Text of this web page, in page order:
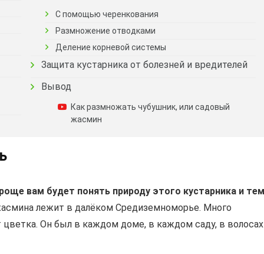
С помощью черенкования
Размножение отводками
Деление корневой системы
Защита кустарника от болезней и вредителей
Вывод
Как размножать чубушник, или садовый
жасмин
вам будет понять природу этого кустарника и тем
лежит в далёком Средиземноморье. Много
цветка. Он был в каждом доме, в каждом саду, в